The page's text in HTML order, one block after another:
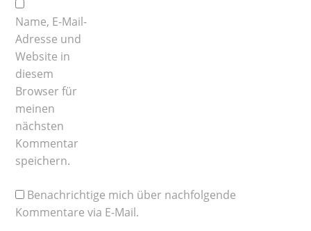
Name, E-Mail-
Adresse und
Website in
diesem
Browser für
meinen
nächsten
Kommentar
speichern.
Benachrichtige mich über nachfolgende
Kommentare via E-Mail.